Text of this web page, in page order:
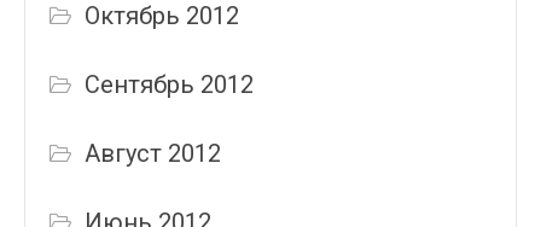
Октябрь 2012
Сентябрь 2012
Август 2012